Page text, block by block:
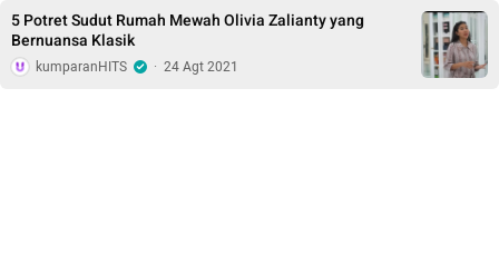
5 Potret Sudut Rumah Mewah Olivia Zalianty yang
Bernuansa Klasik
kumparanHITS · 24 Agt 2021